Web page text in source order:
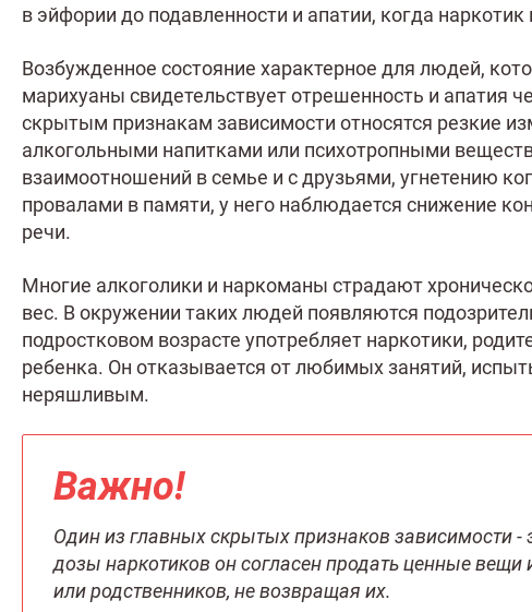
в эйфории до подавленности и апатии, когда
Возбужденное состояние характерное для людей,
марихуаны свидетельствует отрешенность и апатия
скрытым признакам зависимости относятся резкие
алкогольными напитками или психотропными
взаимоотношений в семье и с друзьями, угнетению
провалами в памяти, у него наблюдается снижение
речи.
Многие алкоголики и наркоманы страдают
вес. В окружении таких людей появляются
подростковом возрасте употребляет наркотики,
ребенка. Он отказывается от любимых занятий,
неряшливым.
Важно!
Один из главных скрытых признаков зависимости
дозы наркотиков он согласен продать ценные вещи
или родственников, не возвращая их.